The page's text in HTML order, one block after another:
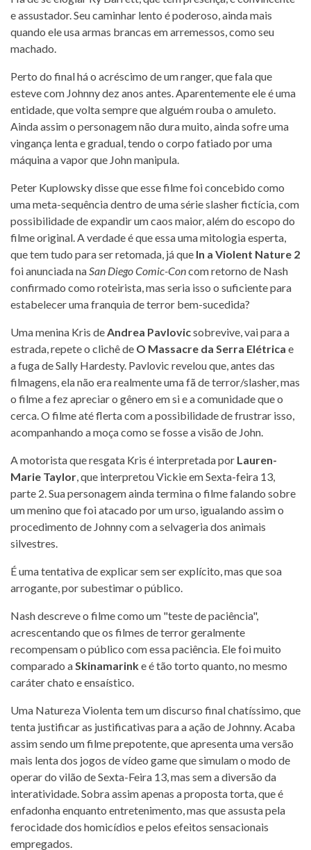
e assustador. Seu caminhar lento é poderoso, ainda mais
quando ele usa armas brancas em arremessos, como seu
machado.
Perto do final há o acréscimo de um ranger, que fala que
esteve com Johnny dez anos antes. Aparentemente ele é uma
entidade, que volta sempre que alguém rouba o amuleto.
Ainda assim o personagem não dura muito, ainda sofre uma
vingança lenta e gradual, tendo o corpo fatiado por uma
máquina a vapor que John manipula.
Peter Kuplowsky disse que esse filme foi concebido como
uma meta-sequência dentro de uma série slasher fictícia, com
possibilidade de expandir um caos maior, além do escopo do
filme original. A verdade é que essa uma mitologia esperta,
que tem tudo para ser retomada, já que In a Violent Nature 2
foi anunciada naSan Diego Comic-Concom retorno de Nash
confirmado como roteirista, mas seria isso o suficiente para
estabelecer uma franquia de terror bem-sucedida?
Uma menina Kris deAndrea Pavlovicsobrevive, vai para a
estrada, repete o clichê de O Massacre da Serra Elétrica e
a fuga de Sally Hardesty. Pavlovic revelou que, antes das
filmagens, ela não era realmente uma fã de terror/slasher, mas
o filme a fez apreciar o gênero em si e a comunidade que o
cerca. O filme até flerta com a possibilidade de frustrar isso,
acompanhando a moça como se fosse a visão de John.
A motorista que resgata Kris é interpretada por Lauren-
Marie Taylor, que interpretou Vickie em Sexta-feira 13,
parte 2. Sua personagem ainda termina o filme falando sobre
um menino que foi atacado por um urso, igualando assim o
procedimento de Johnny com a selvageria dos animais
silvestres.
É uma tentativa de explicar sem ser explícito, mas que soa
arrogante, por subestimar o público.
Nash descreve o filme como um "teste de paciência",
acrescentando que os filmes de terror geralmente
recompensam o público com essa paciência. Ele foi muito
comparado aSkinamarinke é tão torto quanto, no mesmo
caráter chato e ensaístico.
Uma Natureza Violenta tem um discurso final chatíssimo, que
tenta justificar as justificativas para a ação de Johnny. Acaba
assim sendo um filme prepotente, que apresenta uma versão
mais lenta dos jogos de vídeo game que simulam o modo de
operar do vilão de Sexta-Feira 13, mas sem a diversão da
interatividade. Sobra assim apenas a proposta torta, que é
enfadonha enquanto entretenimento, mas que assusta pela
ferocidade dos homicídios e pelos efeitos sensacionais
empregados.